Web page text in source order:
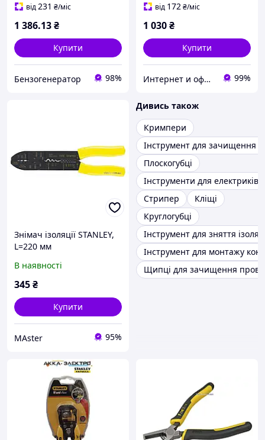
від231 ₴/міс
1 386.13₴
Купити
Бензогенератор 98%
від 172₴/міс
1 030₴
Купити
Интернет и оффлайн магазин инструментов в Запорожье "Инструмент" 99%
Знімач ізоляції STANLEY,
L=220 мм
В наявності
345₴
Купити
MAster 95%
Дивись також
Кримпери
Інструмент для зачищення
Плоскогубці
Інструменти для електриків
Стрипер
Кліщі
Круглогубці
Інструмент для зняття
Інструмент для монтажу
Щипці для зачищення